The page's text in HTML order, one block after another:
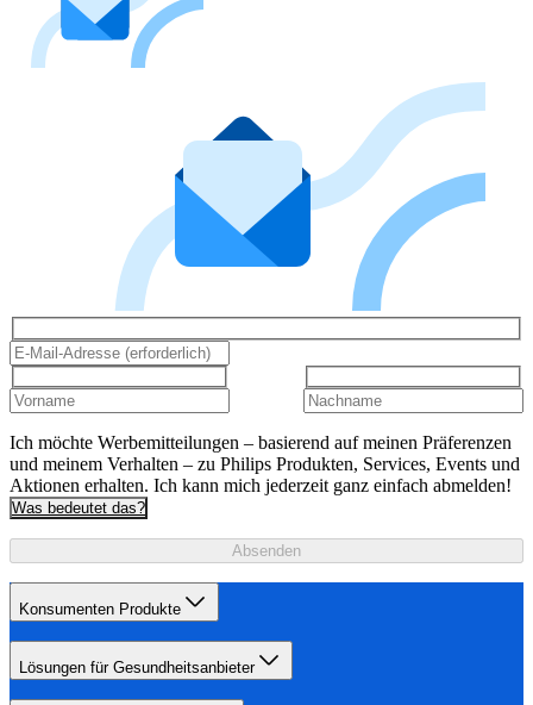
Ich möchte Werbemitteilungen – basierend auf meinen Präferenzen
und meinem Verhalten – zu Philips Produkten, Services, Events und
Aktionen erhalten. Ich kann mich jederzeit ganz einfach abmelden!
Was bedeutet das?
Absenden
Konsumenten Produkte
Lösungen für Gesundheitsanbieter